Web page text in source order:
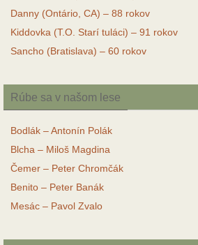
Danny (Ontário, CA) – 88 rokov
Kiddovka (T.O. Starí tuláci) – 91 rokov
Sancho (Bratislava) – 60 rokov
Rúbe sa v našom lese
Bodlák – Antonín Polák
Blcha – Miloš Magdina
Čemer – Peter Chromčák
Benito – Peter Banák
Mesác – Pavol Zvalo